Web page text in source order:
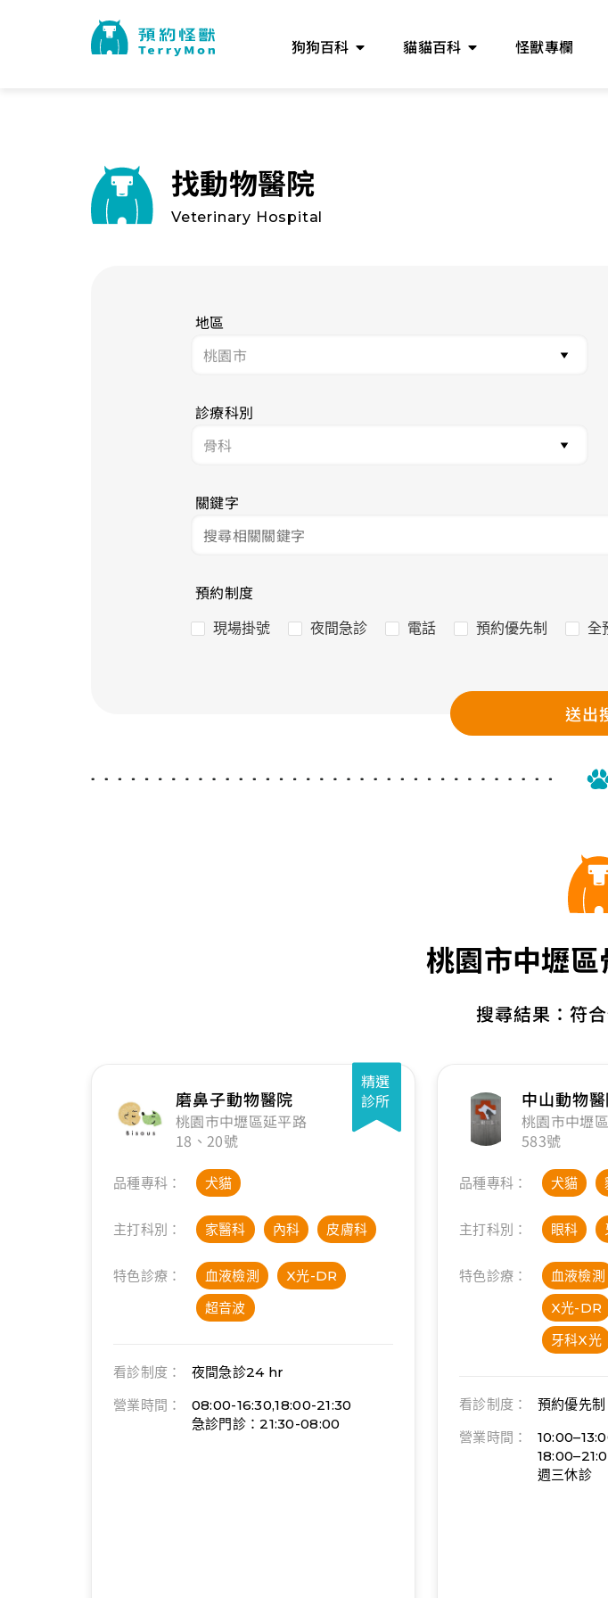
狗狗百科 貓貓百科 怪獸專欄
找動物醫院
Veterinary Hospital
地區
診療科別
關鍵字
預約制度
現場掛號 夜間急診 電話 預約優先制 全
送出
桃園市中壢
搜尋結果：符
精選
診所
磨鼻子動物醫院
桃園市中壢區延平路
18、20號
品種專科： 犬貓
主打科別： 家醫科 內科 皮膚科
特色診療： 血液檢測
X光-DR
超音波
看診制度： 夜間急診24 hr
營業時間：
08:00-16:30,18:00-21:30
急診門診：21:30-08:00
中山動物
桃園市中壢
583號
品種專科： 犬貓
主打科別： 眼科
特色診療： 血液檢測
X光-DR
牙科X光
看診制度：
預約優先制
營業時間：
週三休診